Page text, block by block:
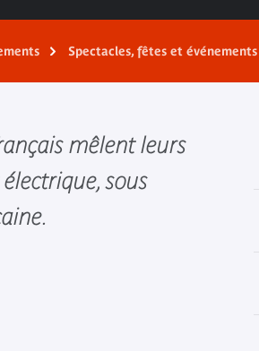
Spectacles, fêtes et événements
mêlent leurs
sous